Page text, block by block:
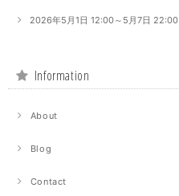
2026年5月1日 12:00～5月7日 22:00
Information
About
Blog
Contact